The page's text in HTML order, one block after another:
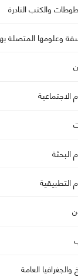
والكتب النادرة
وعلومها المتصلة
الاجتماعية
البحثة
التطبيقية
والجغرافيا العامة